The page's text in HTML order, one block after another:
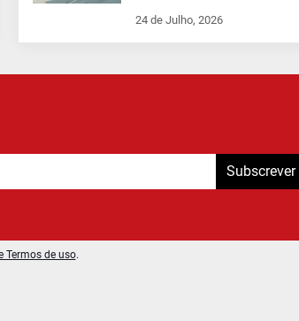
24 de Julho, 2026
Subscrever
Termos de uso.